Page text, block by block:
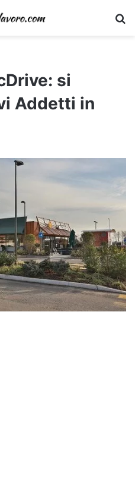
si
Addetti in